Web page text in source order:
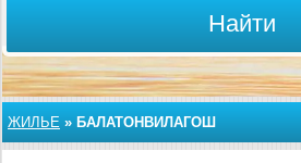
Найти
ЖИЛЬЕ » БАЛАТОНВИЛАГОШ